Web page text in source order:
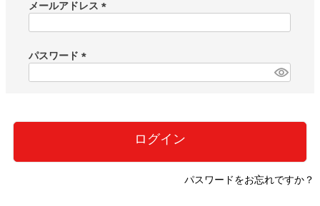
メールアドレス
必
)
パスワード
必
ログイン
パスワードをお忘れですか？